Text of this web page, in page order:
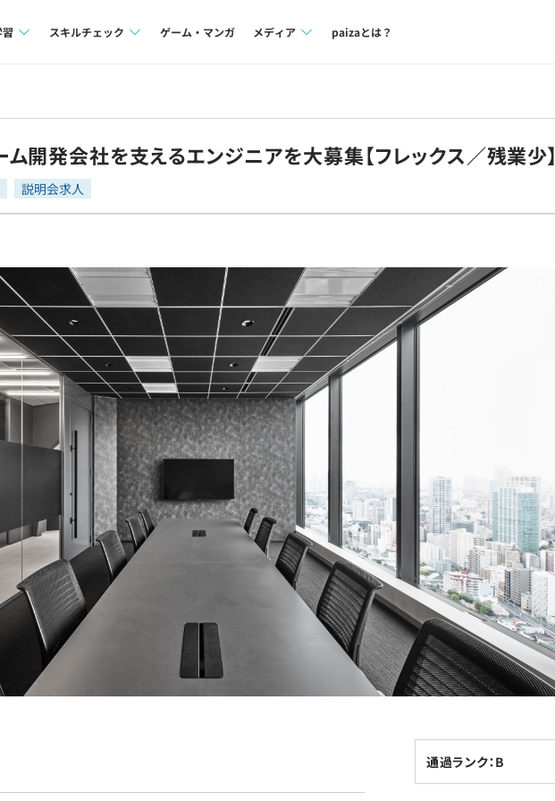
4択課題
ナレッジ
プラン
個人向けプラン
法人向けプラン
学校向けプラン
契約内容・クーポン
スキルチェック
評価結果一覧
再チャレンジ結果一覧
ゲーム・マンガ メディア
note
paizaとは？
開発会社を支えるエンジニアを大募集【フレックス／残業少】
説明会求人
通過ランク：B